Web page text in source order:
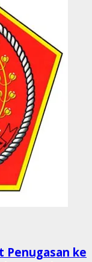
Penugasan ke